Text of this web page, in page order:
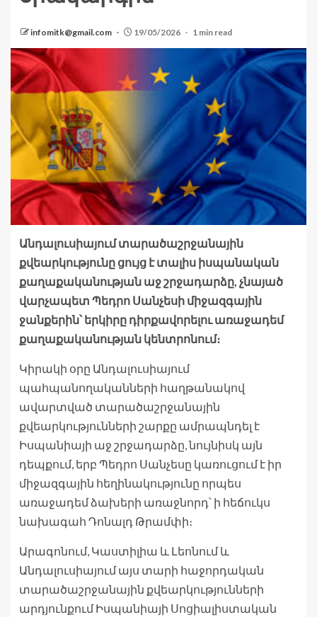
infomitk@gmail.com 19/05/2026 1 min read
Անդալուսիայում տարածաշրջանային
քվեարկությունը ցույց է տալիս իսպանական
քաղաքականության աջ շրջադարձը, չնայած
վարչապետ Պեդրո Սանչեսի միջազգային
ջանքերին՝ երկիրը դիրքավորելու առաջադեմ
քաղաքականության կենտրոնում։
Կիրակի օրը Անդալուսիայում
պահպանողականների հաղթանակով
ավարտված տարածաշրջանային
քվեարկությունների շարքը ամրապնդել է
Իսպանիայի աջ շրջադարձը, նույնիսկ այն
դեպքում, երբ Պեդրո Սանչեսը կառուցում է իր
միջազգային հեղինակությունը որպես
առաջադեմ ձախերի առաջնորդ՝ ի հեճուկս
նախագահ Դոնալդ Թրամփի։
Արագոնում, Կաստիլիա և Լեոնում և
Անդալուսիայում այս տարի հաջորդական
տարածաշրջանային քվեարկությունների
արդյունքում Իսպանիայի Սոցիալիստական ​​